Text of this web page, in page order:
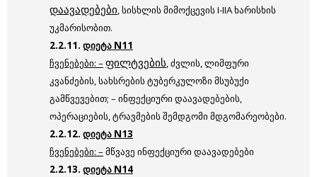
დაავადებები, სისხლის მიმოქცევის I-IIA ხარისხის
უკმარისობით.
2.2.11. დიეტა N11
ჩვენებები: –ფილტვების, ძვლის, ლიმფური
კვანძების, სახსრების ტუბერკულოზი მსუბუქი
გამწვევებით; – ინფექციური დაავადებების,
ოპერაციების, ტრავმების შემდგომი მდგომარეობები.
2.2.12. დიეტა N13
ჩვენებები: –მწვავე ინფექციური დაავადებები
2.2.13. დიეტა N14